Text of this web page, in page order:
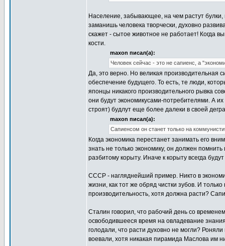
Население, забывающее, на чем растут
заманишь человека творчески, духовно
скажет - сытое животное не работает! Когда
кости.
maxon писал(а):
Человек сейчас - это не сапиенс, а
Да, это верно. Но великая производительная
обеспечение будущего. То есть, те люди,
японцы никакого производительного рывка
они будут экономикусами-потребителями. А
строят) будлут еще более далеки в своей
maxon писал(а):
Сапиенсом он станет только на
Когда экономика перестанет занимать его
знать не только экономику, он должен
разбитому корыту. Иначе к корыту всегда
СССР - нагляднейший пример. Никто в
жизни, как тот же обряд чистки зубов. И
производительность, хотя должна расти?
Сталин говорил, что рабочий день со
освободившееся время на овладевание
голодали, что расти духовно не могли?
воевали, хотя никакая пирамида Маслова им